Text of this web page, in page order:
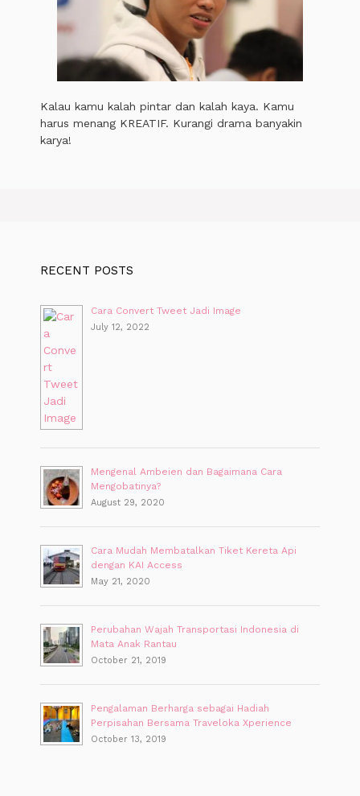
Kalau kamu kalah pintar dan kalah kaya. Kamu
harus menang KREATIF. Kurangi drama banyakin
karya!
RECENT POSTS
Cara Convert Tweet Jadi Image
July 12, 2022
Mengenal Ambeien dan Bagaimana Cara
Mengobatinya?
August 29, 2020
Cara Mudah Membatalkan Tiket Kereta Api
dengan KAI Access
May 21, 2020
Perubahan Wajah Transportasi Indonesia di
Mata Anak Rantau
October 21, 2019
Pengalaman Berharga sebagai Hadiah
Perpisahan Bersama Traveloka Xperience
October 13, 2019